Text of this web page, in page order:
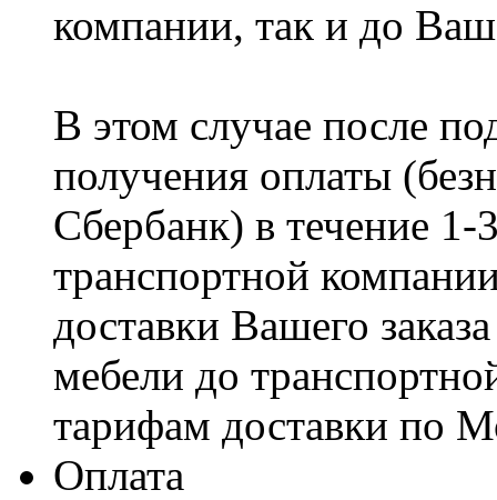
компании, так и до
В этом случае после
получения оплаты
Сбербанк) в течение
транспортной
доставки Вашего
мебели до
тарифам доставки по
Оплата